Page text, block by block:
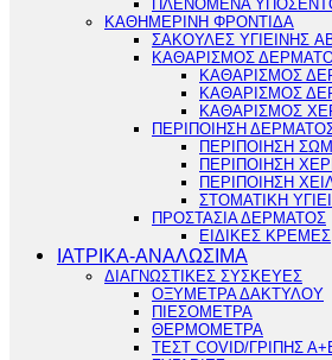
ΠΛΕΝΟΜΕΝΑ
ΚΑΘΗΜΕΡΙΝΗ ΦΡΟΝΤΙΔΑ
ΣΑΚΟΥΛΕΣ ΥΓΙΕΙΝΗΣ
ΚΑΘΑΡΙΣΜΟΣ
ΚΑΘΑΡΙΣΜΟΣ
ΚΑΘΑΡΙΣΜΟΣ
ΚΑΘΑΡΙΣΜΟΣ
ΠΕΡΙΠΟΙΗΣΗ
ΠΕΡΙΠΟΙΗΣΗ
ΠΕΡΙΠΟΙΗΣΗ
ΠΕΡΙΠΟΙΗΣΗ
ΣΤΟΜΑΤΙΚΗ
ΠΡΟΣΤΑΣΙΑ ΔΕΡΜΑΤΟΣ
ΕΙΔΙΚΕΣ ΚΡΕΜΕΣ
ΙΑΤΡΙΚΑ-ΑΝΑΛΩΣΙΜΑ
ΔΙΑΓΝΩΣΤΙΚΕΣ ΣΥΣΚΕΥΕΣ
ΟΞΥΜΕΤΡΑ ΔΑΚΤΥΛΟΥ
ΠΙΕΣΟΜΕΤΡΑ
ΘΕΡΜΟΜΕΤΡΑ
ΤΕΣΤ COVID/ΓΡΙΠΗΣ